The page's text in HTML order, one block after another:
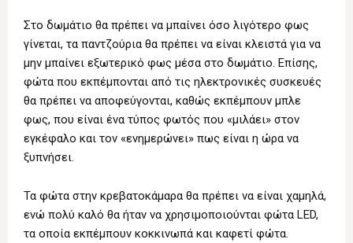
Στο δωμάτιο θα πρέπει να μπαίνει όσο λιγότερο φως
γίνεται, τα παντζούρια θα πρέπει να είναι κλειστά για να
μην μπαίνει εξωτερικό φως μέσα στο δωμάτιο. Επίσης,
φώτα που εκπέμπονται από τις ηλεκτρονικές συσκευές
θα πρέπει να αποφεύγονται, καθώς εκπέμπουν μπλε
φως, που είναι ένα τύπος φωτός που «μιλάει» στον
εγκέφαλο και τον «ενημερώνει» πως είναι η ώρα να
ξυπνήσει.
Τα φώτα στην κρεβατοκάμαρα θα πρέπει να είναι χαμηλά,
ενώ πολύ καλό θα ήταν να χρησιμοποιούνται φώτα LED,
τα οποία εκπέμπουν κοκκινωπά και καφετί φώτα.